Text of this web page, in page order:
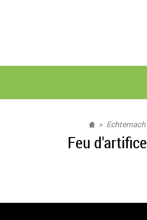
Echternach
Feu d'artifice